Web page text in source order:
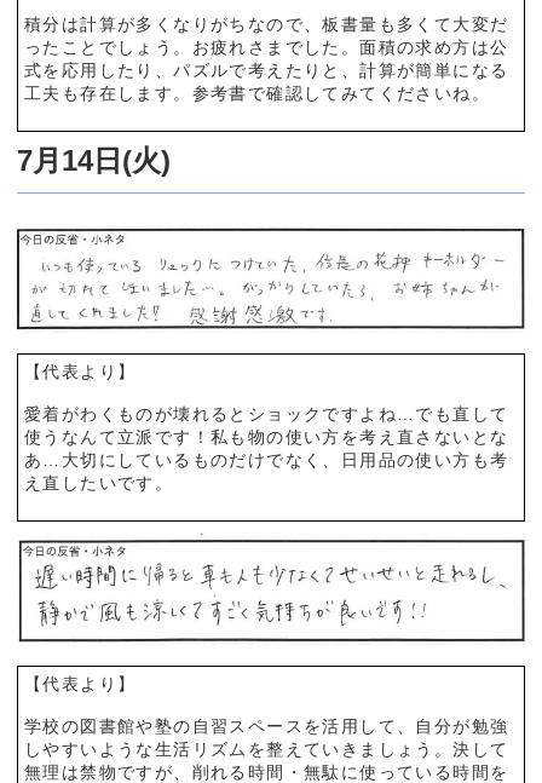
積分は計算が多くなりがちなので、板書量も多くて大変だ
ったことでしょう。お疲れさまでした。面積の求め方は公
式を応用したり、パズルで考えたりと、計算が簡単になる
工夫も存在します。参考書で確認してみてくださいね。
7月14日(火)
【代表より】
愛着がわくものが壊れるとショックですよね…でも直して
使うなんて立派です！私も物の使い方を考え直さないとな
あ…大切にしているものだけでなく、日用品の使い方も考
え直したいです。
【代表より】
学校の図書館や塾の自習スペースを活用して、自分が勉強
しやすいような生活リズムを整えていきましょう。決して
無理は禁物ですが、削れる時間・無駄に使っている時間を